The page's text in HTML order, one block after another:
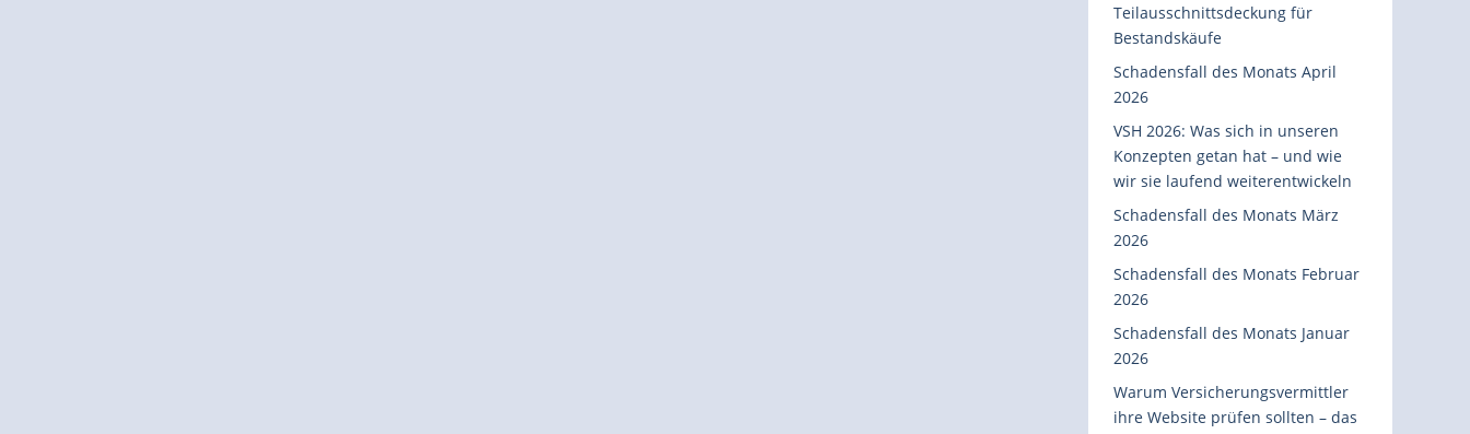
Teilausschnittsdeckung für
Bestandskäufe
Schadensfall des Monats April
2026
VSH 2026: Was sich in unseren
Konzepten getan hat – und wie
wir sie laufend weiterentwickeln
Schadensfall des Monats März
2026
Schadensfall des Monats Februar
2026
Schadensfall des Monats Januar
2026
Warum Versicherungsvermittler
ihre Website prüfen sollten – das